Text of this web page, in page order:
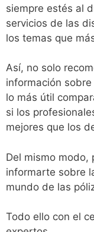
siempre estés al
servicios de las
los temas que
Así, no solo
información
lo más útil
si los
mejores que los
Del mismo modo,
informarte sobre
mundo de las
Todo ello con el